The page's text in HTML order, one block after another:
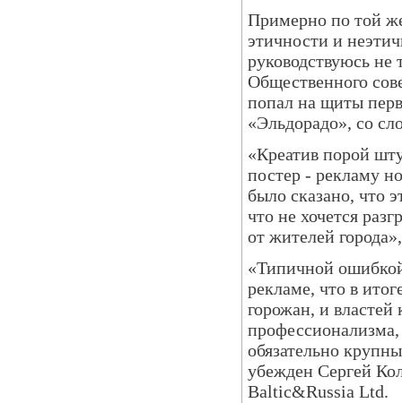
Примерно по той
этичности и
руководствуюсь
Общественного
попал на щиты
«Эльдорадо», со
«Креатив порой
постер - рекламу
было сказано, что
что не хочется
от жителей
«Типичной
рекламе, что в
горожан, и
профессионализма,
обязательно
убежден Сергей
Baltic&Russia Ltd.